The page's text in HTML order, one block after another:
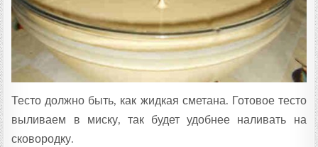
Тесто должно быть, как жидкая сметана. Готовое тесто
выливаем в миску, так будет удобнее наливать на
сковородку.